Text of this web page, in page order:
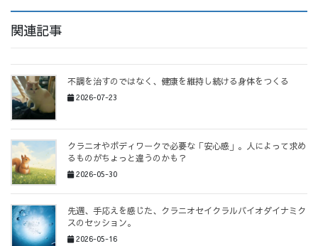
関連記事
不調を治すのではなく、健康を維持し続ける身体をつくる
2026-07-23
クラニオやボディワークで必要な「安心感」。人によって求め
るものがちょっと違うのかも？
2026-05-30
先週、手応えを感じた、クラニオセイクラルバイオダイナミク
スのセッション。
2026-05-16